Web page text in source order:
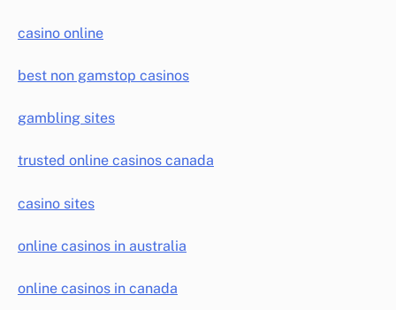
casino online
best non gamstop casinos
gambling sites
trusted online casinos canada
casino sites
online casinos in australia
online casinos in canada